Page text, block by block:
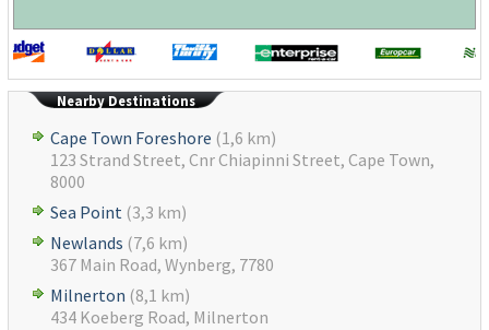
Nearby Destinations
Cape Town Foreshore (1,6 km)
123 Strand Street, Cnr Chiapinni Street, Cape Town,
8000
Sea Point (3,3 km)
Newlands (7,6 km)
367 Main Road, Wynberg, 7780
Milnerton (8,1 km)
434 Koeberg Road, Milnerton